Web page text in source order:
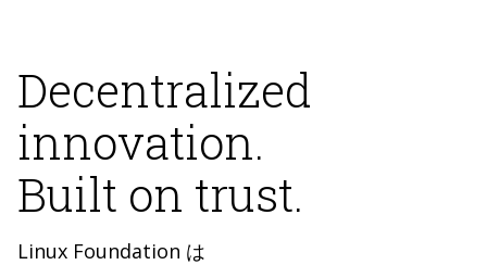
Decentralized
innovation.
Built on trust.
Linux Foundation は